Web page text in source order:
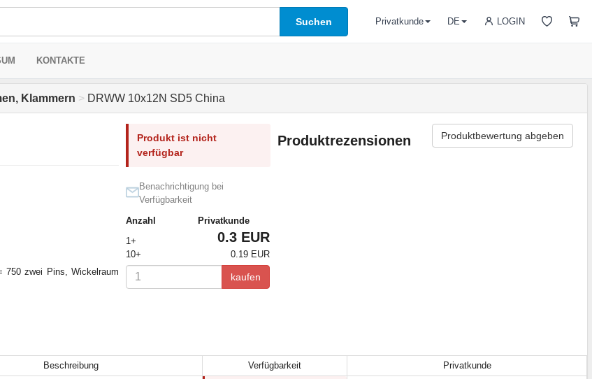
Suchen LOGIN
Privatkunde DE
KONTAKTE
Klammern > DRWW 10x12N SD5 China
750 zwei Pins, Wickelraum
Produkt ist nicht
verfügbar
Benachrichtigung bei
Verfügbarkeit
Anzahl
Privatkunde
1+
0.3 EUR
10+ 0.19 EUR
kaufen
Produktrezensionen Produktbewertung abgeben
Beschreibung Verfügbarkeit
Privatkunde